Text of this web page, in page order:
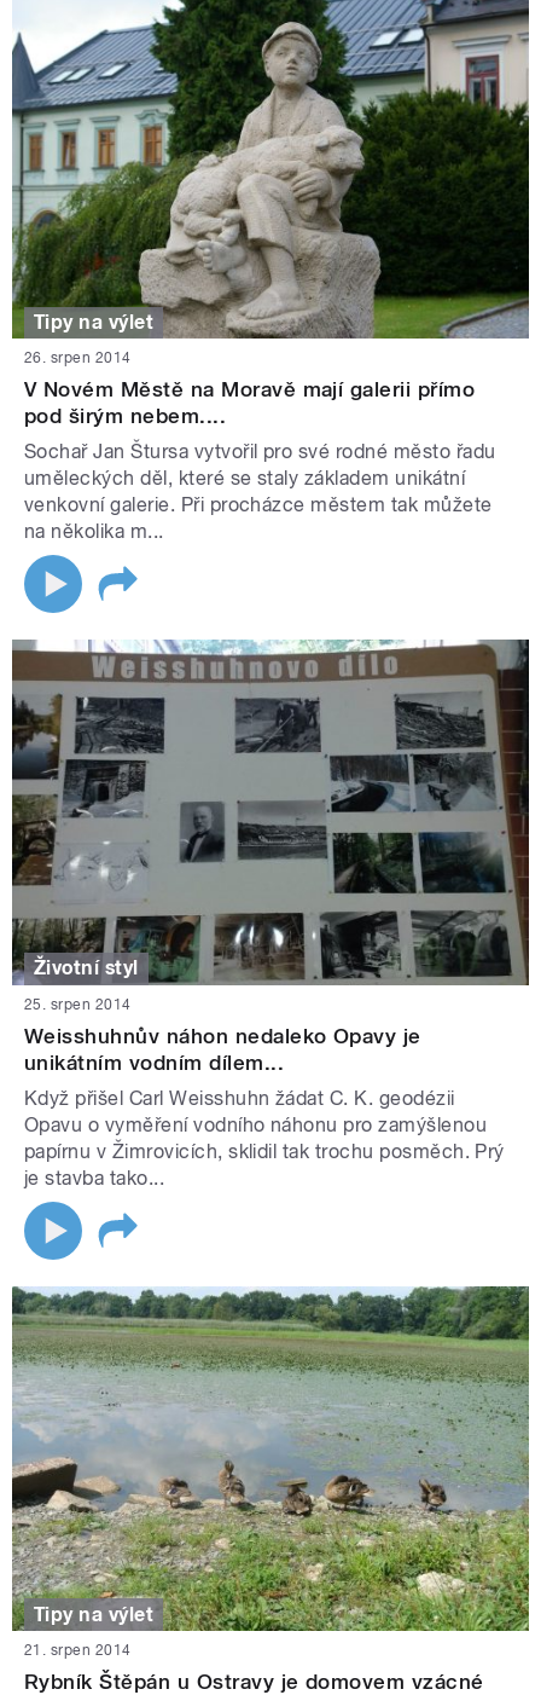
Tipy na výlet
26. srpen 2014
V Novém Městě na Moravě mají galerii přímo
pod širým nebem....
Sochař Jan Štursa vytvořil pro své rodné město řadu
uměleckých děl, které se staly základem unikátní
venkovní galerie. Při procházce městem tak můžete
na několika m...
Životní styl
25. srpen 2014
Weisshuhnův náhon nedaleko Opavy je
unikátním vodním dílem...
Když přišel Carl Weisshuhn žádat C. K. geodézii
Opavu o vyměření vodního náhonu pro zamýšlenou
papírnu v Žimrovicích, sklidil tak trochu posměch. Prý
je stavba tako...
Tipy na výlet
21. srpen 2014
Rybník Štěpán u Ostravy je domovem vzácné